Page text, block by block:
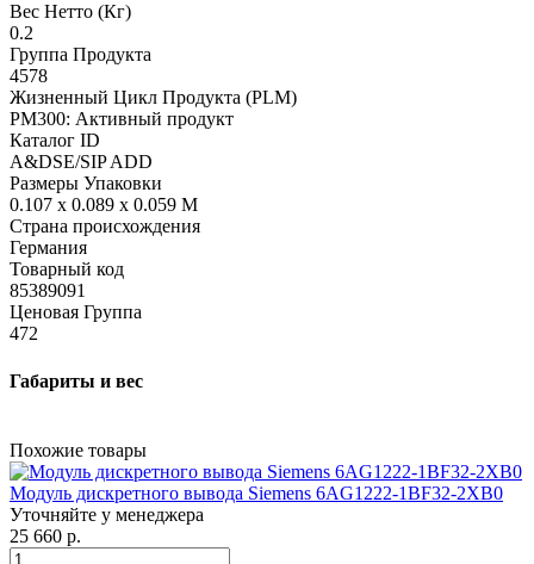
Вес Нетто (Кг)
0.2
Группа Продукта
4578
Жизненный Цикл Продукта (PLM)
PM300: Активный продукт
Каталог ID
A&DSE/SIP ADD
Размеры Упаковки
0.107 x 0.089 x 0.059 M
Страна происхождения
Германия
Товарный код
85389091
Ценовая Группа
472
Габариты и вес
Похожие товары
Модуль дискретного вывода Siemens 6AG1222-1BF32-2XB0
Уточняйте у менеджера
25 660 р.